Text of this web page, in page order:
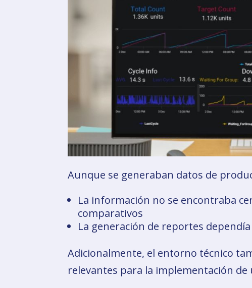
Aunque se generaban datos de
La información no se encontraba
comparativos
La generación de reportes
Adicionalmente, el entorno técnico
relevantes para la implementación